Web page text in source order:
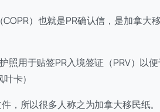
）也就是PR确认信，是加拿大
照用于贴签PR入境签证（PRV）以
卡）
，所以很多人称之为加拿大移民纸。